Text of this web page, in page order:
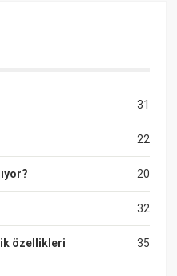
31
22
20
32
35
özellikleri